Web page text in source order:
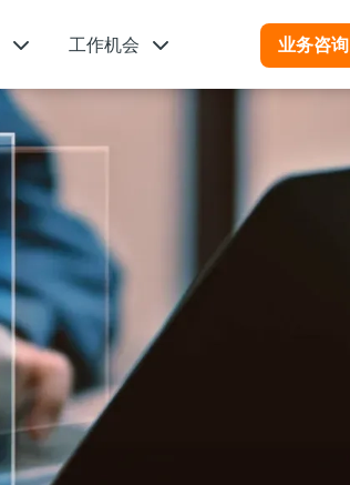
工作机会 业务咨询